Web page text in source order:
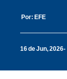
Por: EFE
16 de Jun, 2026